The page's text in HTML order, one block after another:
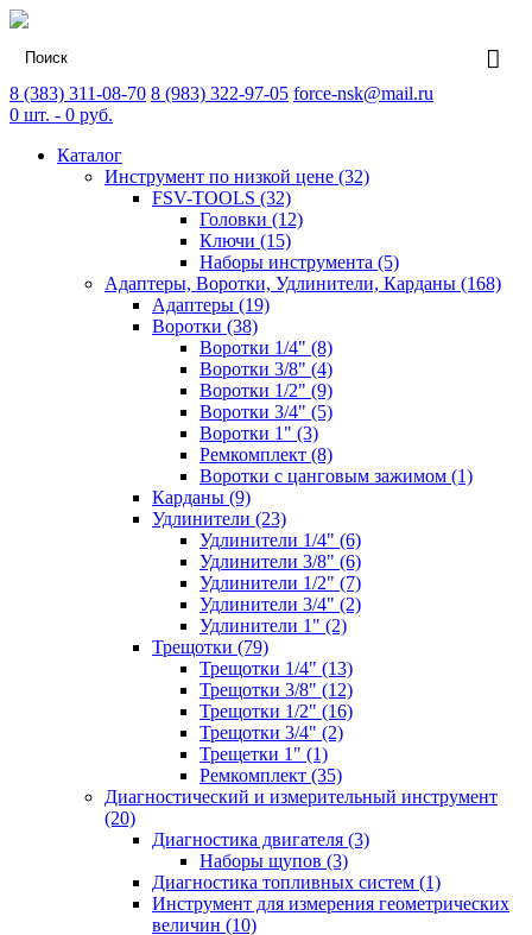
8 (383) 311-08-70 8 (983) 322-97-05 force-nsk@mail.ru
0 шт. - 0 руб.
Каталог
Инструмент по низкой цене (32)
FSV-TOOLS (32)
Головки (12)
Ключи (15)
Наборы инструмента (5)
Адаптеры, Воротки, Удлинители, Карданы (168)
Адаптеры (19)
Воротки (38)
Воротки 1/4" (8)
Воротки 3/8" (4)
Воротки 1/2" (9)
Воротки 3/4" (5)
Воротки 1" (3)
Ремкомплект (8)
Воротки с цанговым зажимом (1)
Карданы (9)
Удлинители (23)
Удлинители 1/4" (6)
Удлинители 3/8" (6)
Удлинители 1/2" (7)
Удлинители 3/4" (2)
Удлинители 1" (2)
Трещотки (79)
Трещотки 1/4" (13)
Трещотки 3/8" (12)
Трещотки 1/2" (16)
Трещотки 3/4" (2)
Трещетки 1" (1)
Ремкомплект (35)
Диагностический и измерительный инструмент
(20)
Диагностика двигателя (3)
Наборы щупов (3)
Диагностика топливных систем (1)
Инструмент для измерения геометрических
величин (10)